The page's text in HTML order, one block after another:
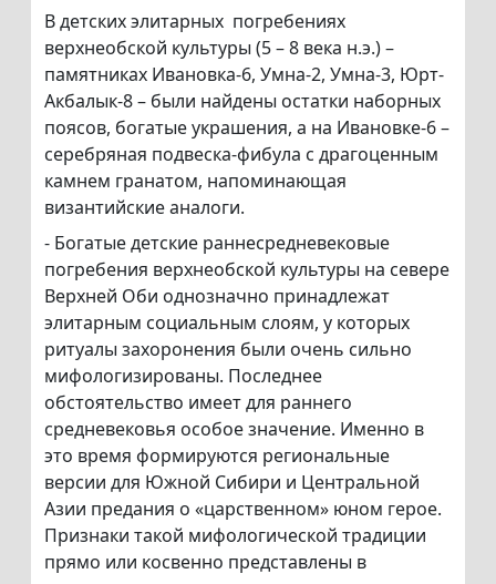
В детских элитарных погребениях
верхнеобской культуры (5 – 8 века н.э.) –
памятниках Ивановка-6, Умна-2, Умна-3, Юрт-
Акбалык-8 – были найдены остатки наборных
поясов, богатые украшения, а на Ивановке-6 –
серебряная подвеска-фибула с драгоценным
камнем гранатом, напоминающая
византийские аналоги.
- Богатые детские раннесредневековые
погребения верхнеобской культуры на севере
Верхней Оби однозначно принадлежат
элитарным социальным слоям, у которых
ритуалы захоронения были очень сильно
мифологизированы. Последнее
обстоятельство имеет для раннего
средневековья особое значение. Именно в
это время формируются региональные
версии для Южной Сибири и Центральной
Азии предания о «царственном» юном герое.
Признаки такой мифологической традиции
прямо или косвенно представлены в